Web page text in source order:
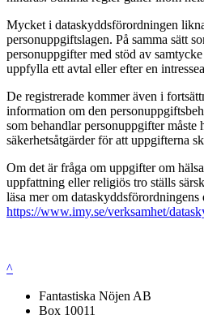
Mycket i dataskyddsförordningen
personuppgiftslagen. På samma sätt
personuppgifter med stöd av
uppfylla ett avtal eller efter en
De registrerade kommer även i
information om den
som behandlar personuppgifter måste
säkerhetsåtgärder för att uppgifterna
Om det är fråga om uppgifter om
uppfattning eller religiös tro ställs
läsa mer om dataskyddsförordningens
https://www.imy.se/verksamhet/
^
Fantastiska Nöjen AB
Box 10011